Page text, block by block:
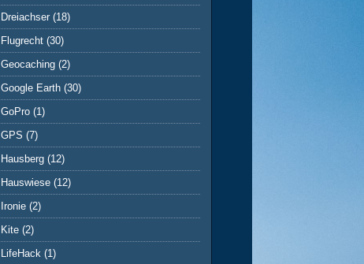
Dreiachser (18)
Flugrecht (30)
Geocaching (2)
Google Earth (30)
GoPro (1)
GPS (7)
Hausberg (12)
Hauswiese (12)
Ironie (2)
Kite (2)
LifeHack (1)